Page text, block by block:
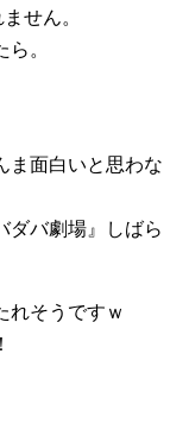
せん。
。
ま面白いと思わな
ダバ劇場』しばら
れそうですｗ